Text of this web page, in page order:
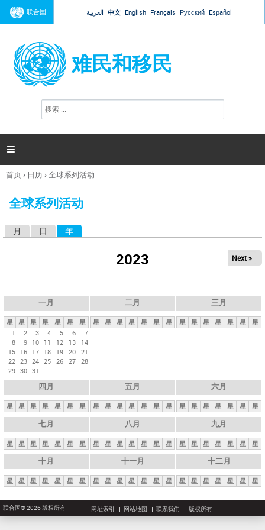
Jump to navigation
联合国 العربية 中文 English Français Русский Español
难民和移民
搜
索

你
这
首页› 日历›全球系列活动
全球系列活动
月 日 年
2023 Next »
一月
星 星 星 星 星 星
星
1
2 3 4 5 6
7
8
9 10 11 12 13
14
15 16 17 18 19 20 21
22 23 24 25 26 27 28
29 30 31
二月
星 星 星 星 星 星 星
三月
星 星 星 星 星 星 星
四月
星 星 星 星 星 星 星
五月
星 星 星 星 星 星 星
六月
星 星 星 星 星 星 星
七月
星 星 星 星 星 星 星
八月
星 星 星 星 星 星 星
九月
星 星 星 星 星 星 星
十月
星 星 星 星 星 星 星
十一月
星 星 星 星 星 星 星
十二月
星 星 星 星 星 星 星
联合国© 2026 版权所有 网址索引 网站地图 联系我们 版权所有